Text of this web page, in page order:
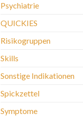
Psychiatrie
QUICKIES
Risikogruppen
Skills
Sonstige Indikationen
Spickzettel
Symptome